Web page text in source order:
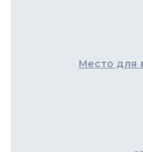
Место для